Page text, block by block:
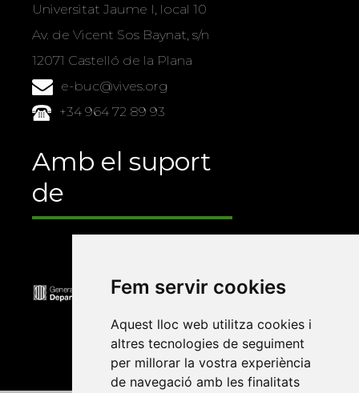
Fem servir cookies
Aquest lloc web utilitza cookies i
altres tecnologies de seguiment
per millorar la vostra experiència
de navegació amb les finalitats
Universitat Jaume I, local 10
Av. de Vicent Sos Baynat, s/n
12071 Castelló de la Plana
e-buc@vives.org
+34 964 72 89 93
Amb el suport
de